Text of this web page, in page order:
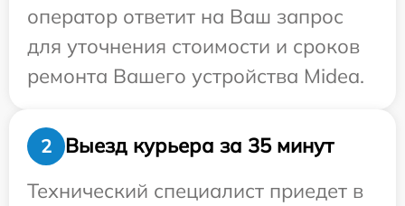
оператор ответит на Ваш запрос
для уточнения стоимости и сроков
ремонта Вашего устройства Midea.
2
Выезд курьера за 35 минут
Технический специалист приедет в